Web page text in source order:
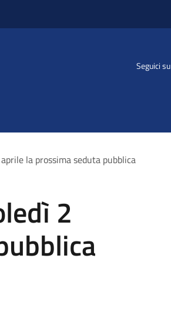
Seguici su
la prossima seduta pubblica
2